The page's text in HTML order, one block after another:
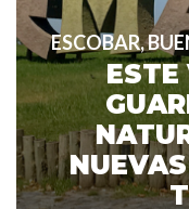
ESCOBAR,
ESTE